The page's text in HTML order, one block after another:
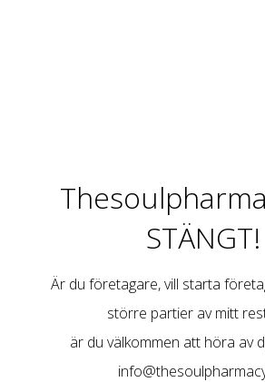
STÄNGT!
Är du företagare, vill starta
större partier av mitt
är du välkommen att höra av